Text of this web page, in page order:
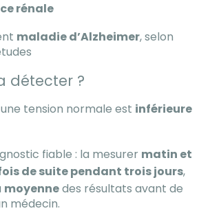
rénale
maladie d’Alzheimer, selon
détecter ?
tension normale est inférieure
fiable : la mesurer matin et
de suite pendant trois jours,
moyennedes résultats avant de
médecin.